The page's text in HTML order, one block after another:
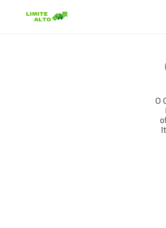
Pressione Enter para buscar ou ESC
O